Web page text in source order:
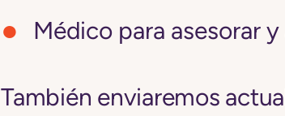
Médicopara asesorar
También enviaremos